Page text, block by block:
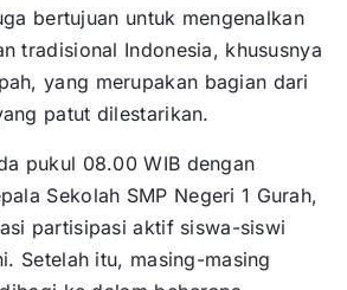
bertujuan untuk mengenalkan
tradisional Indonesia, khususnya
yang merupakan bagian dari
patut dilestarikan.
pukul 08.00 WIB dengan
Sekolah SMP Negeri 1 Gurah,
partisipasi aktif siswa-siswi
Setelah itu, masing-masing